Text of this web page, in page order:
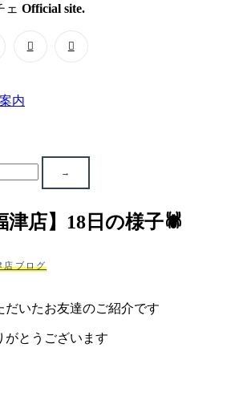
ェ Official site.
内
津店】18日の様子🕷
店ブログ
だいたお友達のご紹介です
がとうございます